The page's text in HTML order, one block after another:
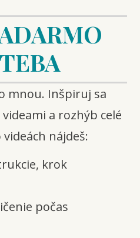
mnou. Inšpiruj sa
a rozhýb celé
videách nájdeš:
krok
počas